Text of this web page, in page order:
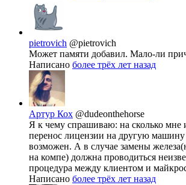
pietrovich @pietrovich
Может памяти добавил. Мало-ли
Написано более трёх лет назад
Артур Кох @dudeonthehorse
Я к чему спрашиваю: на сколько мне
перенос лицензии на другую
возможен. А в случае замены
на компе) должна проводиться
процедура между клиентом и
Написано более трёх лет назад